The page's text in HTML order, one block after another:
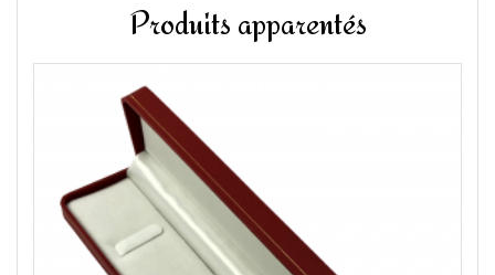
Produits apparentés